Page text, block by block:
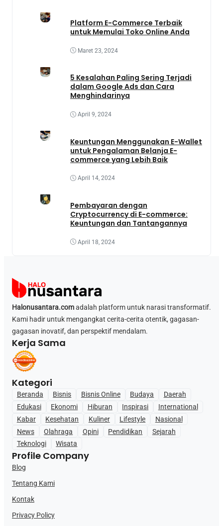
Platform E-Commerce Terbaik
untuk Memulai Toko Online Anda
Maret 23, 2024
5 Kesalahan Paling Sering Terjadi
dalam Google Ads dan Cara
Menghindarinya
April 9, 2024
Keuntungan Menggunakan E-Wallet
untuk Pengalaman Belanja E-
commerce yang Lebih Baik
April 14, 2024
Pembayaran dengan
Cryptocurrency di E-commerce:
Keuntungan dan Tantangannya
April 18, 2024
Halonusantara.comadalah platform untuk narasi transformatif.
Kami hadir untuk mengangkat cerita-cerita otentik, gagasan-
gagasan inovatif, dan perspektif mendalam.
Kerja Sama
Kategori
Beranda Bisnis Bisnis Online Budaya
Daerah
Edukasi
Ekonomi Hiburan Inspirasi
International
Kabar
Kesehatan Kuliner Lifestyle
Nasional
News
Olahraga Opini Pendidikan
Sejarah
Teknologi
Wisata
Profile Company
Blog
Tentang Kami
Kontak
Privacy Policy